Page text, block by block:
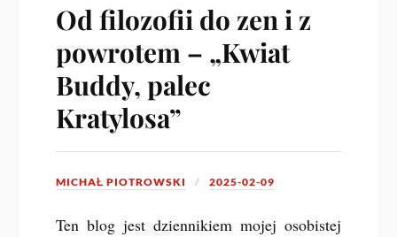
Od filozofii do zen i z
powrotem – „Kwiat
Buddy, palec
Kratylosa”
MICHAŁ PIOTROWSKI 2025-02-09
Ten blog jest dziennikiem mojej osobistej